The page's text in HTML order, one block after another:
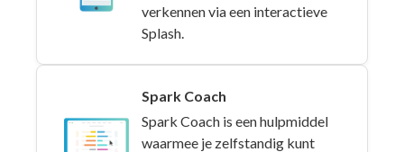
verkennen via een interactieve
Splash.
Spark Coach
Spark Coach is een hulpmiddel
waarmee je zelfstandig kunt